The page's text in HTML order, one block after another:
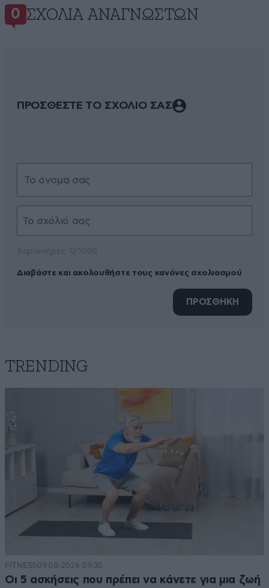
0 ΣΧΌΛΙΑ ΑΝΑΓΝΩΣΤΏΝ
ΠΡΟΣΘΕΣΤΕ ΤΟ ΣΧΟΛΙΟ ΣΑΣ
Διαβάστε και ακολουθήστε τους κανόνες σχολιασμού
ΠΡΟΣΘΗΚΗ
TRENDING
FITNESS09·08·2026 09:30
Οι 5 ασκήσεις που πρέπει να κάνετε για μια ζωή